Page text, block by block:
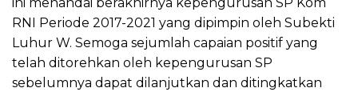
RNI Periode 2017-2021 yang dipimpin oleh Subekti
Luhur W. Semoga sejumlah capaian positif yang
telah ditorehkan oleh kepengurusan SP
sebelumnya dapat dilanjutkan dan ditingkatkan